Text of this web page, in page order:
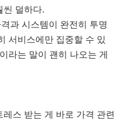
씬 덜하다.
과 시스템이 완전히 투명
서비스에만 집중할 수 있
라는 말이 괜히 나오는 게
스 받는 게 바로 가격 관련